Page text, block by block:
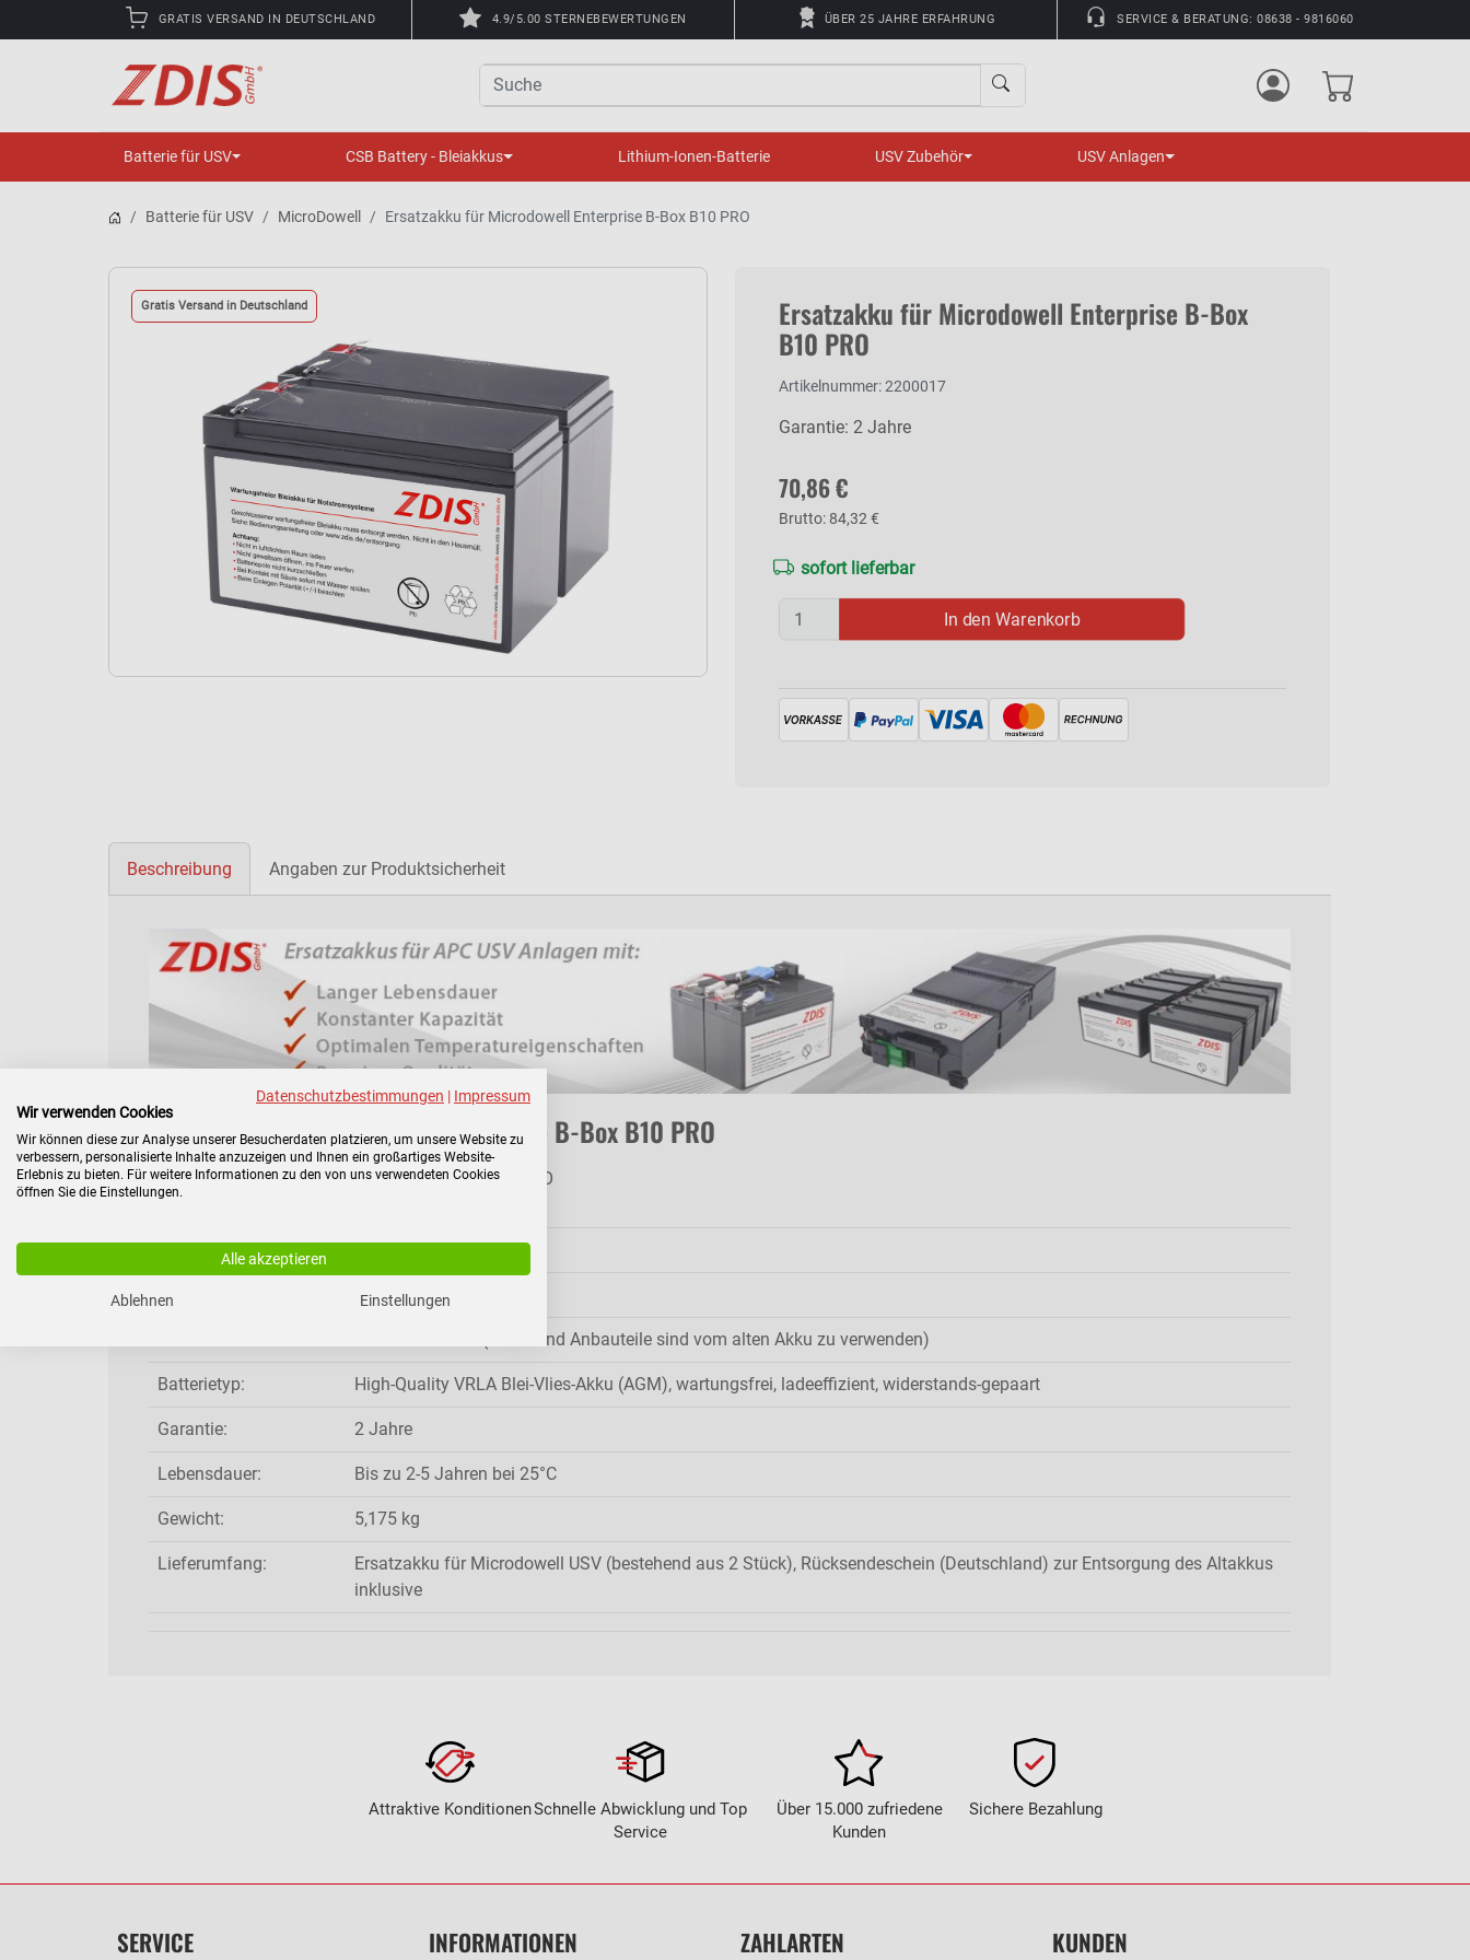
GRATIS VERSAND IN DEUTSCHLAND 4.9/5.00 STERNEBEWERTUNGEN ÜBER 25 JAHRE ERFAHRUNG SERVICE & BERATUNG: 08638 - 9816060
Suche
Batterie für USV CSB Battery - Bleiakkus Lithium-Ionen-Batterie USV Zubehör USV Anlagen
Batterie für USV MicroDowell Ersatzakku für Microdowell Enterprise B-Box B10 PRO
Gratis Versand in Deutschland Ersatzakku für Microdowell Enterprise B-Box
B10 PRO
Artikelnummer: 2200017
Garantie: 2 Jahre
70,86 €
Brutto: 84,32 €
sofort lieferbar
In den Warenkorb
Beschreibung Angaben zur Produktsicherheit
Ersatzakku für Microdowell Enterprise B-Box B10 PRO
Für Microdowell
Modelle:
Enterprise B-Box B10 PRO
Hersteller: ZDIS©
Produktgruppe: Microdowell
Ersatz-Akkusatz (Kabel und Anbauteile sind vom alten Akku zu verwenden)
Batterietyp: High-Quality VRLA Blei-Vlies-Akku (AGM), wartungsfrei, ladeeffizient, widerstands-gepaart
Garantie: 2 Jahre
Lebensdauer: Bis zu 2-5 Jahren bei 25°C
Gewicht: 5,175 kg
Lieferumfang:
Ersatzakku für Microdowell USV (bestehend aus 2 Stück), Rücksendeschein (Deutschland) zur Entsorgung des Altakkus
inklusive
Attraktive KonditionenSchnelle Abwicklung und Top
Service
Über 15.000 zufriedene
Kunden
Sichere Bezahlung
SERVICE INFORMATIONEN ZAHLARTEN KUNDEN
Datenschutzbestimmungen | Impressum
Wir verwenden Cookies
Wir können diese zur Analyse unserer Besucherdaten platzieren, um unsere Website zu
verbessern, personalisierte Inhalte anzuzeigen und Ihnen ein großartiges Website-
Erlebnis zu bieten. Für weitere Informationen zu den von uns verwendeten Cookies
öffnen Sie die Einstellungen.
Alle akzeptieren
Ablehnen Einstellungen